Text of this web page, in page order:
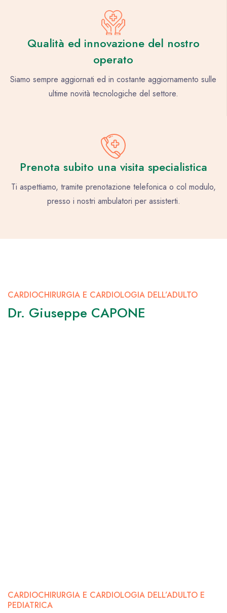
Qualità ed innovazione del nostro
operato
Siamo sempre aggiornati ed in costante aggiornamento sulle
ultime novità tecnologiche del settore.
Prenota subito una visita specialistica
Ti aspettiamo, tramite prenotazione telefonica o col modulo,
presso i nostri ambulatori per assisterti.
CARDIOCHIRURGIA E CARDIOLOGIA DELL’ADULTO
Dr. Giuseppe CAPONE
CARDIOCHIRURGIA E CARDIOLOGIA DELL’ADULTO E
PEDIATRICA